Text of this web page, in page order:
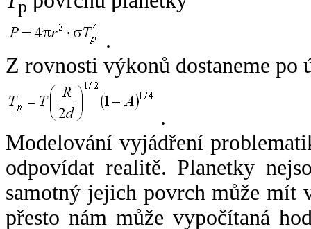
p
.
Z rovnosti výkonů dostaneme po
.
Modelování vyjádření
odpovídat realitě. Planetky
samotný jejich povrch může mít
přesto nám může vypočítaná